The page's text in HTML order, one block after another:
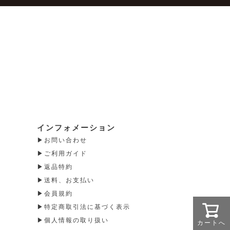
カートへ
インフォメーション
お問い合わせ
ご利用ガイド
返品特約
送料、お支払い
会員規約
特定商取引法に基づく表示
個人情報の取り扱い